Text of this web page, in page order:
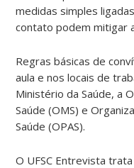
medidas simples
contato podem mitigar
Regras básicas de
aula e nos locais de
Ministério da Saúde, a
Saúde (OMS) e
Saúde (OPAS).
O UFSC Entrevista